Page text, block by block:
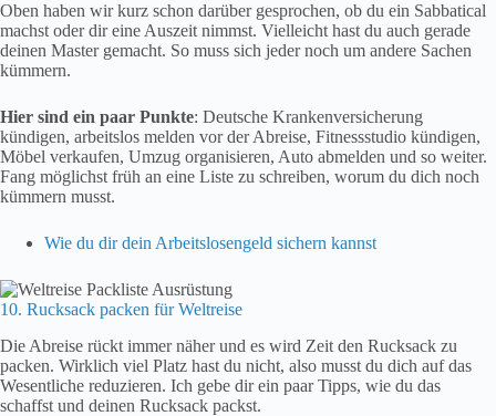
Oben haben wir kurz schon darüber gesprochen, ob du ein Sabbatical
machst oder dir eine Auszeit nimmst. Vielleicht hast du auch gerade
deinen Master gemacht. So muss sich jeder noch um andere Sachen
kümmern.
Hier sind ein paar Punkte: Deutsche Krankenversicherung
kündigen, arbeitslos melden vor der Abreise, Fitnessstudio kündigen,
Möbel verkaufen, Umzug organisieren, Auto abmelden und so weiter.
Fang möglichst früh an eine Liste zu schreiben, worum du dich noch
kümmern musst.
Wie du dir dein Arbeitslosengeld sichern kannst
10. Rucksack packen für Weltreise
Die Abreise rückt immer näher und es wird Zeit den Rucksack zu
packen. Wirklich viel Platz hast du nicht, also musst du dich auf das
Wesentliche reduzieren. Ich gebe dir ein paar Tipps, wie du das
schaffst und deinen Rucksack packst.